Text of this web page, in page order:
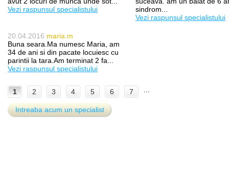
Vezi raspunsul specialistului
sindrom...
Vezi raspunsul specialistului
20.04.2016 maria.m
Buna seara.Ma numesc Maria, am
34 de ani si din pacate locuiesc cu
parintii la tara.Am terminat 2 fa...
Vezi raspunsul specialistului
1 2 3 4 5 6 7
Intreaba acum un specialist